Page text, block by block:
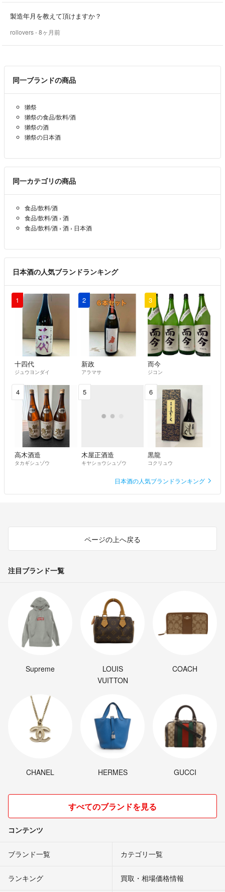
製造年月を教えて頂けますか？
rollovers- 8ヶ月前
同一ブランドの商品
獺祭
獺祭の食品/飲料/酒
獺祭の酒
獺祭の日本酒
同一カテゴリの商品
食品/飲料/酒
食品/飲料/酒 › 酒
食品/飲料/酒 › 酒 › 日本酒
日本酒の人気ブランドランキング
1
十四代
ジュウヨンダイ
2
新政
アラマサ
3
而今
ジコン
4
高木酒造
タカギシュゾウ
5
木屋正酒造
キヤショウシュゾウ
6
黒龍
コクリュウ
日本酒の人気ブランドランキング
ページの上へ戻る
注目ブランド一覧
Supreme
LOUIS
VUITTON
COACH
CHANEL HERMES GUCCI
すべてのブランドを見る
コンテンツ
ブランド一覧 カテゴリ一覧
ランキング 買取・相場価格情報